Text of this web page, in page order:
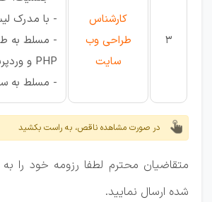
3
کارشناس
طراحی وب
سایت
- با مدرک
- مسلط به
PHP و وردپرس
- مسلط به
در صورت مشاهده ناقص، به راست بکشید
متقاضیان محترم لطفا رزومه خود را
شده ارسال نمایید.